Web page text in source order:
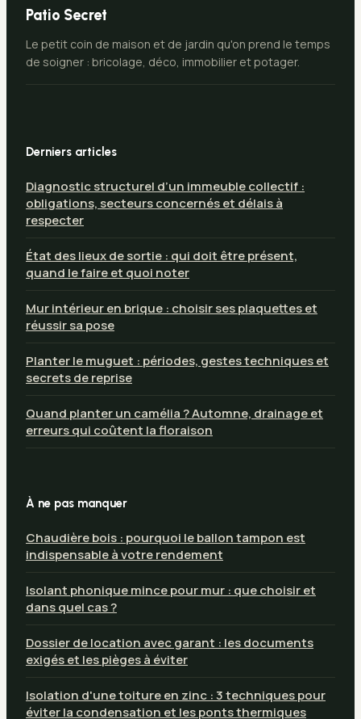
Patio Secret
Le petit coin de maison et de jardin qu'on prend le temps
de soigner : bricolage, déco, immobilier et potager.
Derniers articles
Diagnostic structurel d’un immeuble collectif :
obligations, secteurs concernés et délais à
respecter
État des lieux de sortie : qui doit être présent,
quand le faire et quoi noter
Mur intérieur en brique : choisir ses plaquettes et
réussir sa pose
Planter le muguet : périodes, gestes techniques et
secrets de reprise
Quand planter un camélia ? Automne, drainage et
erreurs qui coûtent la floraison
À ne pas manquer
Chaudière bois : pourquoi le ballon tampon est
indispensable à votre rendement
Isolant phonique mince pour mur : que choisir et
dans quel cas ?
Dossier de location avec garant : les documents
exigés et les pièges à éviter
Isolation d'une toiture en zinc : 3 techniques pour
éviter la condensation et les ponts thermiques